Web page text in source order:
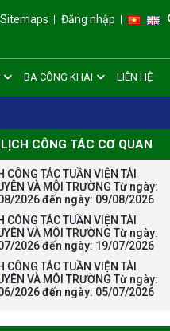
Sitemaps Đăng nhập
BA CÔNG KHAI LIÊN HỆ
LỊCH CÔNG TÁC CƠ QUAN
CÔNG TÁC TUẦN VIỆN TÀI
VÀ MÔI TRƯỜNG Từ ngày:
2026 đến ngày: 09/08/2026
CÔNG TÁC TUẦN VIỆN TÀI
VÀ MÔI TRƯỜNG Từ ngày:
2026 đến ngày: 19/07/2026
CÔNG TÁC TUẦN VIỆN TÀI
VÀ MÔI TRƯỜNG Từ ngày:
2026 đến ngày: 05/07/2026